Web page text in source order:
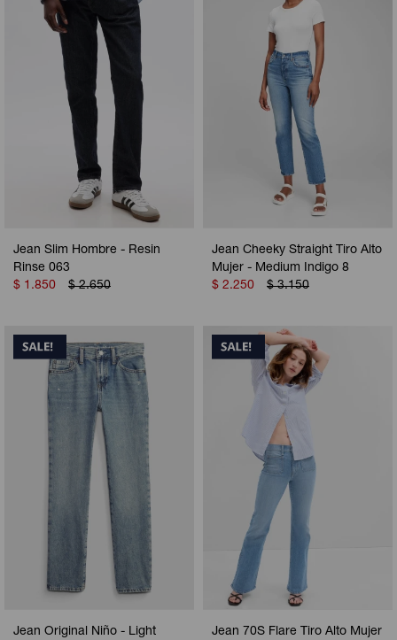
Jean Slim Hombre - Resin
Rinse 063
$ 1.850 $ 2.650
Jean Cheeky Straight Tiro Alto
Mujer - Medium Indigo 8
$ 2.250 $ 3.150
Jean Original Niño - Light
Jean 70S Flare Tiro Alto Mujer